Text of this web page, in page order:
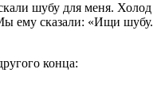
шубу для меня. Холод
ему сказали: «Ищи шубу.
конца: